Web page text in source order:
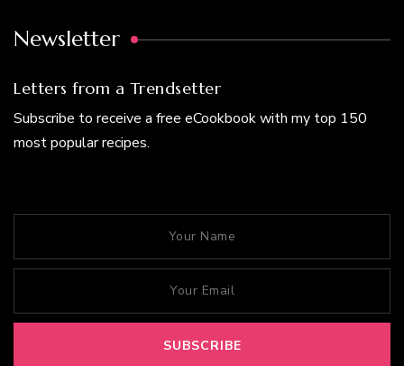
Newsletter
Letters from a Trendsetter
Subscribe to receive a free eCookbook with my top 150
most popular recipes.